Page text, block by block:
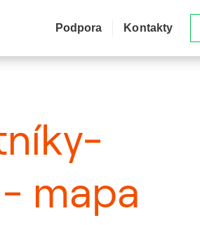
Podpora Kontakty
mapa